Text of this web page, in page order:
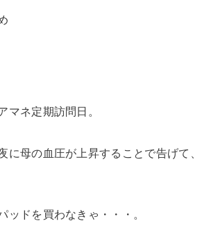
マネ定期訪問日。
に母の血圧が上昇することで告げて、
ッドを買わなきゃ・・・。